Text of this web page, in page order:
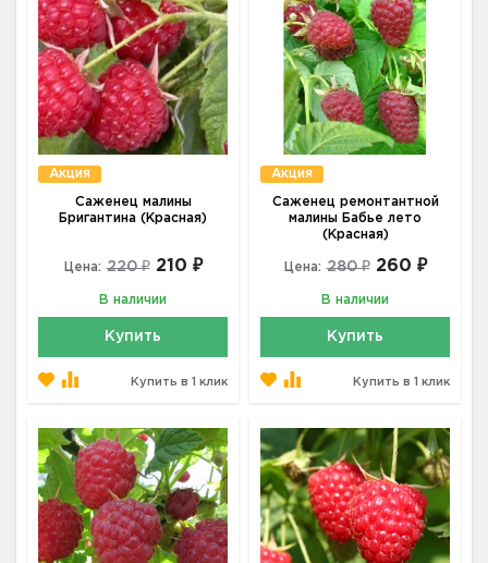
Акция
Саженец малины
Бригантина (Красная)
Цена: 220 ₽ 210 ₽
В наличии
Купить
Купить в 1 клик
Акция
Саженец ремонтантной
малины Бабье лето
(Красная)
Цена: 280 ₽ 260 ₽
В наличии
Купить
Купить в 1 клик